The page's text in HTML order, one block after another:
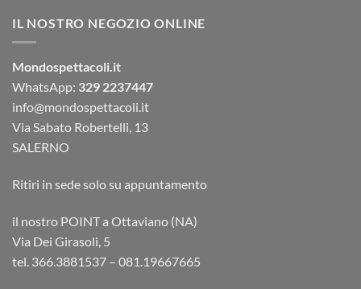
IL NOSTRO NEGOZIO ONLINE
Mondospettacoli.it
WhatsApp: 329 2237447
info@mondospettacoli.it
Via Sabato Robertelli, 13
SALERNO
Ritiri in sede solo su appuntamento
il nostro POINT a Ottaviano (NA)
Via Dei Girasoli, 5
tel. 366.3881537 – 081.19667665